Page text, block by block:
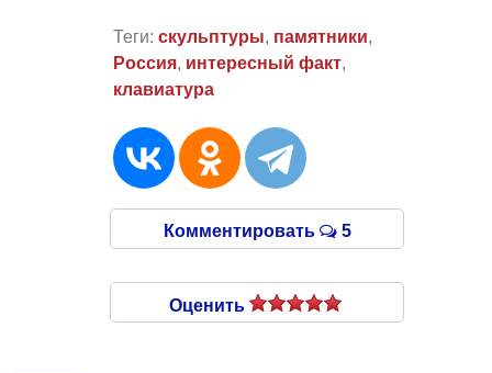
Теги: скульптуры, памятники,
Россия, интересный факт,
клавиатура
Комментировать 5
Оценить